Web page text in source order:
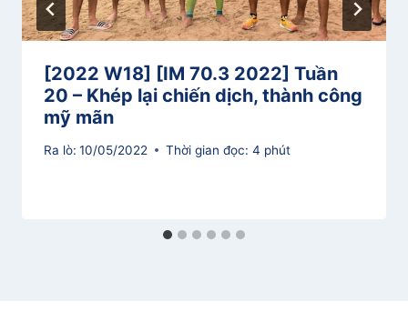
[2022 W18] [IM 70.3 2022] Tuần
20 – Khép lại chiến dịch, thành công
mỹ mãn
Ra lò: 10/05/2022 Thời gian đọc: 4 phút